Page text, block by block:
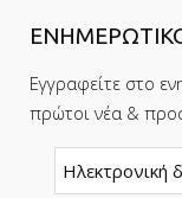
Εγγραφείτε στο
πρώτοι νέα &